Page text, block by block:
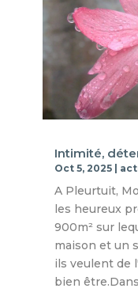
Intimité,
Oct 5, 2025|
A Pleurtuit,
les heureux
900m² sur
maison et un
ils veulent de
bien